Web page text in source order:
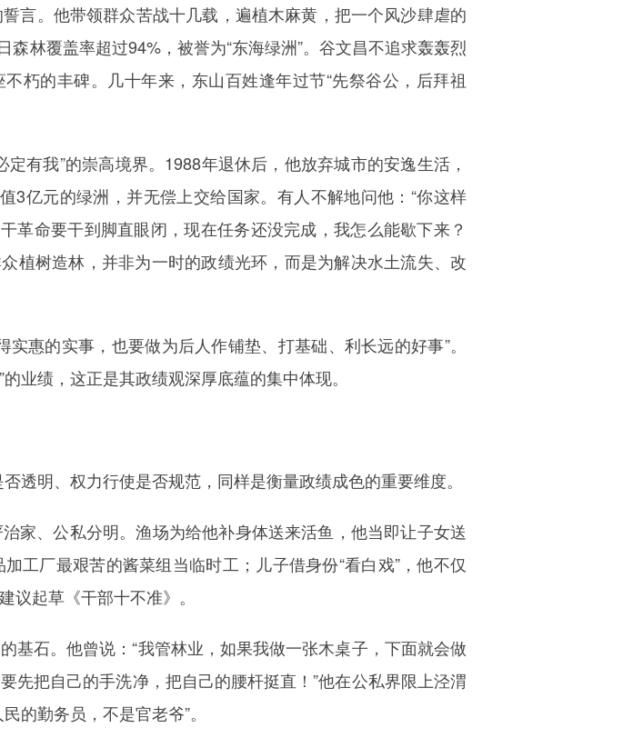
言。他带领群众苦战十几载，遍植木麻黄，把一个风沙肆虐的
林覆盖率超过94%，被誉为“东海绿洲”。谷文昌不追求轰轰烈
朽的丰碑。几十年来，东山百姓逢年过节“先祭谷公，后拜祖
有我”的崇高境界。1988年退休后，他放弃城市的安逸生活，
亿元的绿洲，并无偿上交给国家。有人不解地问他：“你这样
革命要干到脚直眼闭，现在任务还没完成，我怎么能歇下来？
植树造林，并非为一时的政绩光环，而是为解决水土流失、改
惠的实事，也要做为后人作铺垫、打基础、利长远的好事”。
业绩，这正是其政绩观深厚底蕴的集中体现。
透明、权力行使是否规范，同样是衡量政绩成色的重要维度。
家、公私分明。渔场为给他补身体送来活鱼，他当即让子女送
工厂最艰苦的酱菜组当临时工；儿子借身份“看白戏”，他不仅
起草《干部十不准》。
基石。他曾说：“我管林业，如果我做一张木桌子，下面就会做
先把自己的手洗净，把自己的腰杆挺直！”他在公私界限上泾渭
的勤务员，不是官老爷”。